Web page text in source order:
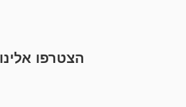
הצטרפו